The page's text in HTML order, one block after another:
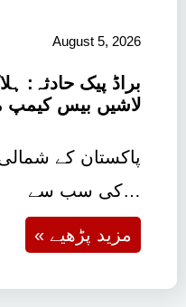
August 5, 2026
براڈ پیک حادثہ:
لاشیں بیس کیمپ
پاکستان کے شمالی
کی سب سے…
« مزید پڑھیے